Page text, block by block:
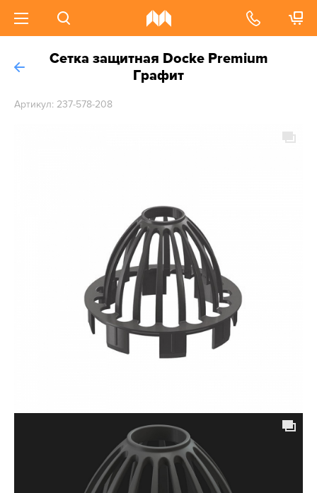
Сетка защитная Docke Premium
Графит
Артикул: 237-578-208